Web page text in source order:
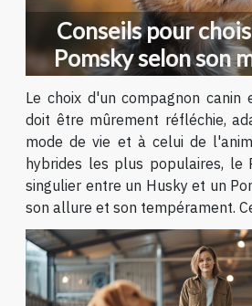
Conseils pour
Pomsky selon son
Le choix d'un compagnon canin
doit être mûrement réfléchie,
mode de vie et à celui de
hybrides les plus populaires, le
singulier entre un Husky et un
son allure et son tempérament.